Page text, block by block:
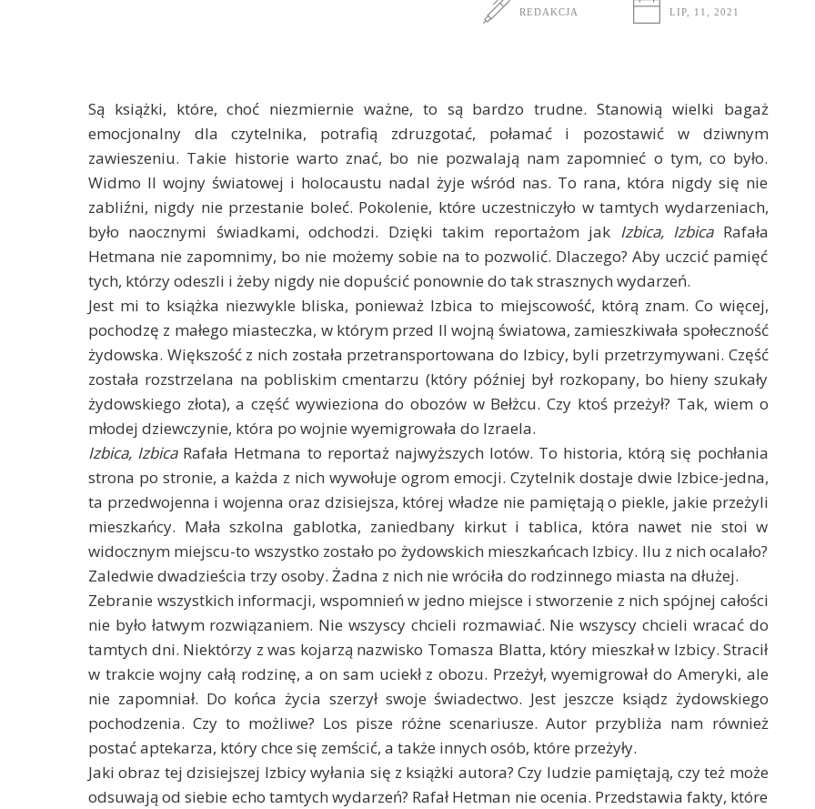
REDAKCJA LIP, 11, 2021
Są książki, które, choć niezmiernie ważne, to są bardzo trudne. Stanowią wielki bagaż
emocjonalny dla czytelnika, potrafią zdruzgotać, połamać i pozostawić w dziwnym
zawieszeniu. Takie historie warto znać, bo nie pozwalają nam zapomnieć o tym, co było.
Widmo II wojny światowej i holocaustu nadal żyje wśród nas. To rana, która nigdy się nie
zabliźni, nigdy nie przestanie boleć. Pokolenie, które uczestniczyło w tamtych wydarzeniach,
było naocznymi świadkami, odchodzi. Dzięki takim reportażom jak Izbica, IzbicaRafała
Hetmana nie zapomnimy, bo nie możemy sobie na to pozwolić. Dlaczego? Aby uczcić pamięć
tych, którzy odeszli i żeby nigdy nie dopuścić ponownie do tak strasznych wydarzeń.
Jest mi to książka niezwykle bliska, ponieważ Izbica to miejscowość, którą znam. Co więcej,
pochodzę z małego miasteczka, w którym przed II wojną światowa, zamieszkiwała społeczność
żydowska. Większość z nich została przetransportowana do Izbicy, byli przetrzymywani. Część
została rozstrzelana na pobliskim cmentarzu (który później był rozkopany, bo hieny szukały
żydowskiego złota), a część wywieziona do obozów w Bełżcu. Czy ktoś przeżył? Tak, wiem o
młodej dziewczynie, która po wojnie wyemigrowała do Izraela.
Izbica, IzbicaRafała Hetmana to reportaż najwyższych lotów. To historia, którą się pochłania
strona po stronie, a każda z nich wywołuje ogrom emocji. Czytelnik dostaje dwie Izbice-jedna,
ta przedwojenna i wojenna oraz dzisiejsza, której władze nie pamiętają o piekle, jakie przeżyli
mieszkańcy. Mała szkolna gablotka, zaniedbany kirkut i tablica, która nawet nie stoi w
widocznym miejscu-to wszystko zostało po żydowskich mieszkańcach Izbicy. Ilu z nich ocalało?
Zaledwie dwadzieścia trzy osoby. Żadna z nich nie wróciła do rodzinnego miasta na dłużej.
Zebranie wszystkich informacji, wspomnień w jedno miejsce i stworzenie z nich spójnej całości
nie było łatwym rozwiązaniem. Nie wszyscy chcieli rozmawiać. Nie wszyscy chcieli wracać do
tamtych dni. Niektórzy z was kojarzą nazwisko Tomasza Blatta, który mieszkał w Izbicy. Stracił
w trakcie wojny całą rodzinę, a on sam uciekł z obozu. Przeżył, wyemigrował do Ameryki, ale
nie zapomniał. Do końca życia szerzył swoje świadectwo. Jest jeszcze ksiądz żydowskiego
pochodzenia. Czy to możliwe? Los pisze różne scenariusze. Autor przybliża nam również
postać aptekarza, który chce się zemścić, a także innych osób, które przeżyły.
Jaki obraz tej dzisiejszej Izbicy wyłania się z książki autora? Czy ludzie pamiętają, czy też może
odsuwają od siebie echo tamtych wydarzeń? Rafał Hetman nie ocenia. Przedstawia fakty, które